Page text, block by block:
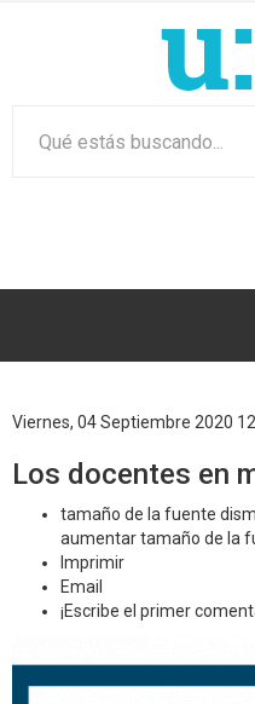
Viernes, 04 Septiembre 2020
Los docentes en
tamaño de la fuente
aumentar tamaño de la
Imprimir
Email
¡Escribe el primer